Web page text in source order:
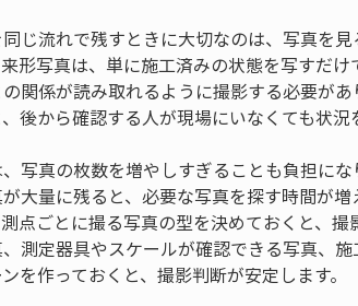
じ流れで残すときに大切なのは、写真を
形写真は、単に施工済みの状態を写すだ
関係が読み取れるように撮影する必要が
後から確認する人が現場にいなくても状況
写真の枚数を増やしすぎることも負担に
大量に残ると、必要な写真を探す時間が
点ごとに撮る写真の型を決めておくと、
測定器具やスケールが確認できる写真、
を作っておくと、撮影判断が安定します。